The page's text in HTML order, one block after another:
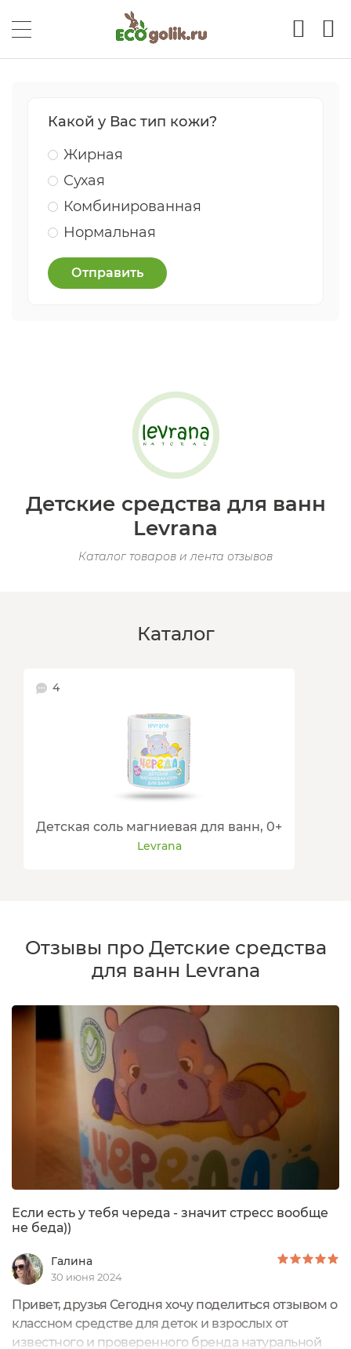
Какой у Вас тип кожи?
Жирная
Сухая
Комбинированная
Нормальная
Отправить
Детские средства для ванн
Levrana
Каталог товаров и лента отзывов
Каталог
4
Детская соль магниевая для ванн, 0+
Levrana
Отзывы про Детские средства
для ванн Levrana
Если есть у тебя череда - значит стресс вообще
не беда))
Галина
30 июня 2024
Привет, друзья Сегодня хочу поделиться отзывом о
классном средстве для деток и взрослых от
известного и проверенного бренда натуральной